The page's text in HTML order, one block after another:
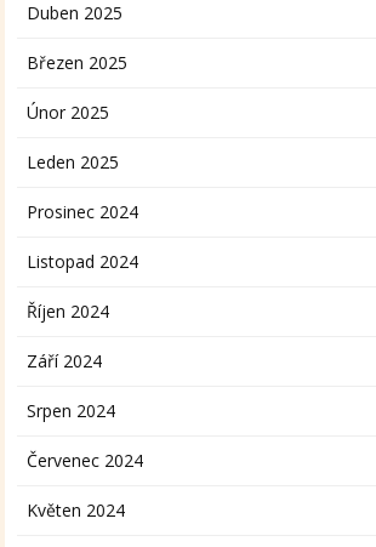
Duben 2025
Březen 2025
Únor 2025
Leden 2025
Prosinec 2024
Listopad 2024
Říjen 2024
Září 2024
Srpen 2024
Červenec 2024
Květen 2024